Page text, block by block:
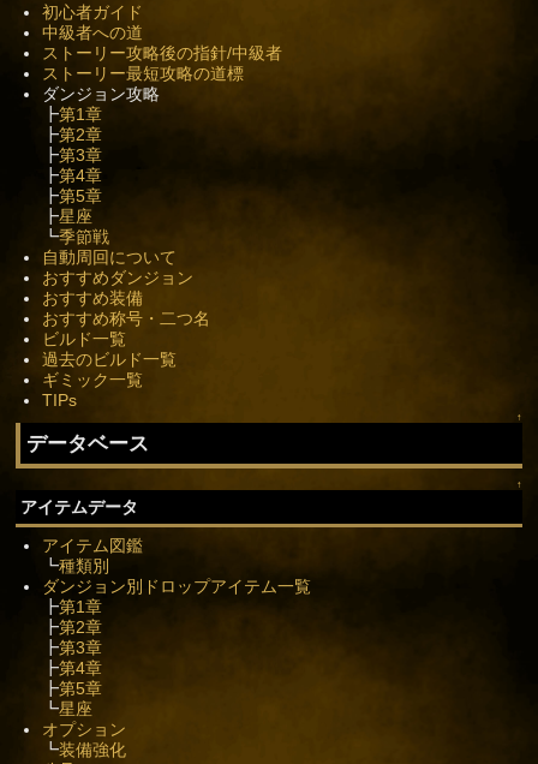
初心者ガイド
中級者への道
ストーリー攻略後の指針/中級者
ストーリー最短攻略の道標
ダンジョン攻略
┣第1章
┣第2章
┣第3章
┣第4章
┣第5章
┣星座
┗季節戦
自動周回について
おすすめダンジョン
おすすめ装備
おすすめ称号・二つ名
ビルド一覧
過去のビルド一覧
ギミック一覧
TIPs
↑
データベース
↑
アイテムデータ
アイテム図鑑
┗種類別
ダンジョン別ドロップアイテム一覧
┣第1章
┣第2章
┣第3章
┣第4章
┣第5章
┗星座
オプション
┗装備強化